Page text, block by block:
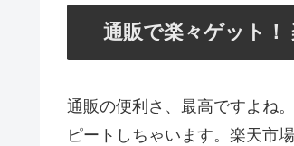
通販で楽々ゲット
通販の便利さ、最高ですよね
ピートしちゃいます。楽天市